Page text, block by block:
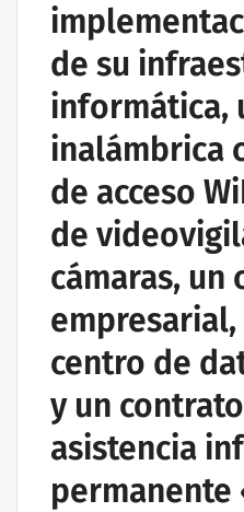
de su
informática,
inalámbrica
de acceso
de
cámaras, un
centro de
y un
asistencia
permanente